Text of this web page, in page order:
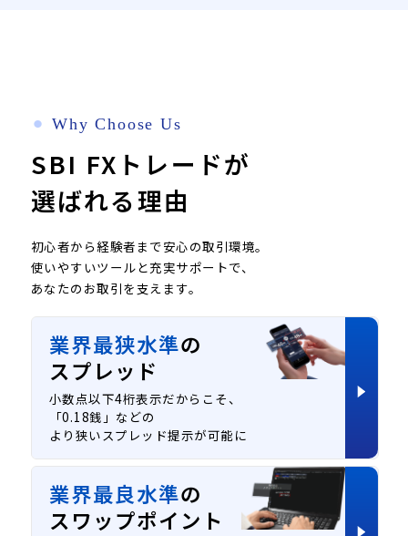
⚫︎ Why Choose Us
SBI FXトレードが
選ばれる理由
初心者から経験者まで安心の取引環境。
使いやすいツールと充実サポートで、
あなたのお取引を支えます。
業界最狭水準の
スプレッド
小数点以下4桁表示だからこそ、
「0.18銭」などの
より狭いスプレッド提示が可能に
業界最良水準の
スワップポイント